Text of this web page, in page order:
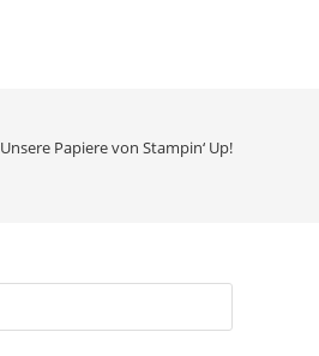
Unsere Papiere von Stampin‘ Up!